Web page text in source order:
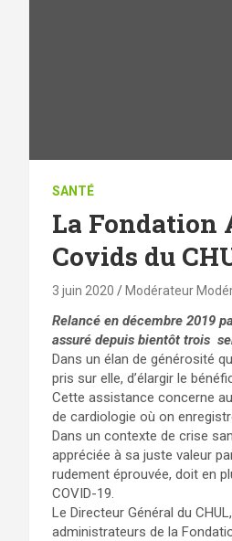
SANTÉ
La Fondation
Covids du
3 juin 2020 Modérateur
Relancé en décembre 2019
assuré depuis bientôt trois
Dans un élan de générosité
pris sur elle, d’élargir le
Cette assistance concerne
de cardiologie où on
Dans un contexte de crise
appréciée à sa juste valeur
rudement éprouvée, doit en
COVID-19.
Le Directeur Général du
administrateurs de la